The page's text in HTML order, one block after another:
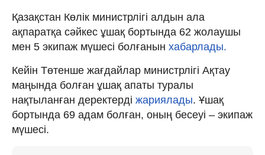
Қазақстан Көлік министрлігі алдын ала
ақпаратқа сәйкес ұшақ бортында 62 жолаушы
мен 5 экипаж мүшесі болғанын хабарлады.
Кейін Төтенше жағдайлар министрлігі Ақтау
маңында болған ұшақ апаты туралы
нақтыланған деректерді жариялады. Ұшақ
бортында 69 адам болған, оның бесеуі – экипаж
мүшесі.